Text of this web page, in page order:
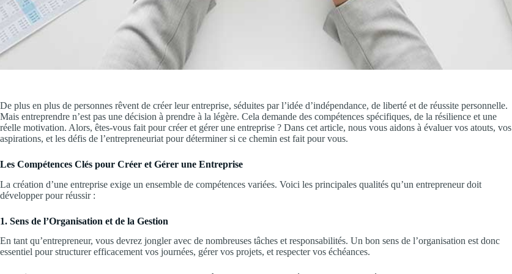
De plus en plus de personnes rêvent de créer leur entreprise, séduites par l’idée d’indépendance, de liberté et de réussite personnelle.
Mais entreprendre n’est pas une décision à prendre à la légère. Cela demande des compétences spécifiques, de la résilience et une
réelle motivation. Alors, êtes-vous fait pour créer et gérer une entreprise ? Dans cet article, nous vous aidons à évaluer vos atouts, vos
aspirations, et les défis de l’entrepreneuriat pour déterminer si ce chemin est fait pour vous.
Les Compétences Clés pour Créer et Gérer une Entreprise
La création d’une entreprise exige un ensemble de compétences variées. Voici les principales qualités qu’un entrepreneur doit
développer pour réussir :
1. Sens de l’Organisation et de la Gestion
En tant qu’entrepreneur, vous devrez jongler avec de nombreuses tâches et responsabilités. Un bon sens de l’organisation est donc
essentiel pour structurer efficacement vos journées, gérer vos projets, et respecter vos échéances.